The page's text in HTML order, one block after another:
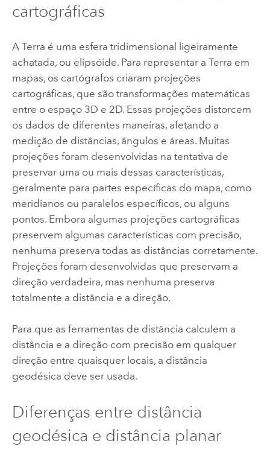
cartográficas
A Terra é uma esfera tridimensional ligeiramente
achatada, ou elipsóide. Para representar a Terra em
mapas, os cartógrafos criaram projeções
cartográficas, que são transformações matemáticas
entre o espaço 3D e 2D. Essas projeções distorcem
os dados de diferentes maneiras, afetando a
medição de distâncias, ângulos e áreas. Muitas
projeções foram desenvolvidas na tentativa de
preservar uma ou mais dessas características,
geralmente para partes específicas do mapa, como
meridianos ou paralelos específicos, ou alguns
pontos. Embora algumas projeções cartográficas
preservem algumas características com precisão,
nenhuma preserva todas as distâncias corretamente.
Projeções foram desenvolvidas que preservam a
direção verdadeira, mas nenhuma preserva
totalmente a distância e a direção.
Para que as ferramentas de distância calculem a
distância e a direção com precisão em qualquer
direção entre quaisquer locais, a distância
geodésica deve ser usada.
Diferenças entre distância
geodésica e distância planar